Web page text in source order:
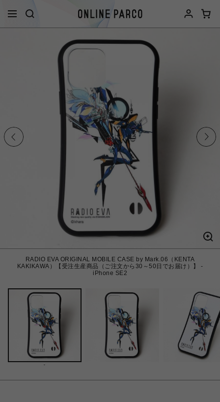
RADIO EVA ORIGINAL MOBILE CASE by Mark.06（KENTA
KAKIKAWA）【受注生産商品（ご注文から30～50日でお届け）】 -
iPhone SE2
-